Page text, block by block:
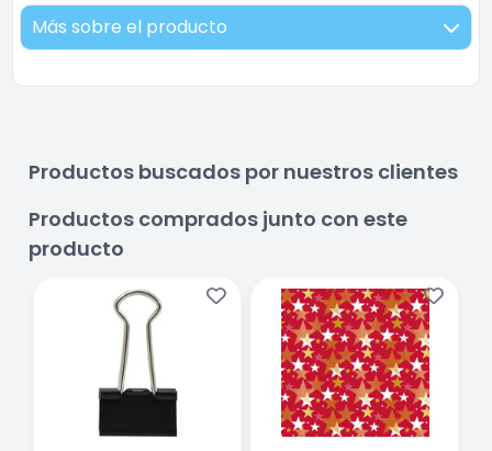
Más sobre el producto
Productos buscados por nuestros clientes
Productos comprados junto con este
producto